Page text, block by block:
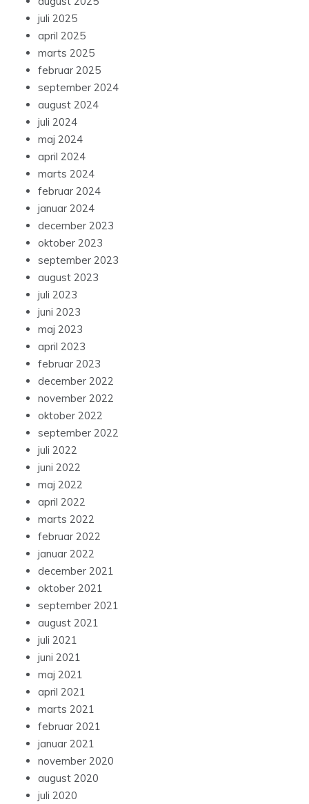
juli 2025
april 2025
marts 2025
februar 2025
september 2024
august 2024
juli 2024
maj 2024
april 2024
marts 2024
februar 2024
januar 2024
december 2023
oktober 2023
september 2023
august 2023
juli 2023
juni 2023
maj 2023
april 2023
februar 2023
december 2022
november 2022
oktober 2022
september 2022
juli 2022
juni 2022
maj 2022
april 2022
marts 2022
februar 2022
januar 2022
december 2021
oktober 2021
september 2021
august 2021
juli 2021
juni 2021
maj 2021
april 2021
marts 2021
februar 2021
januar 2021
november 2020
august 2020
juli 2020